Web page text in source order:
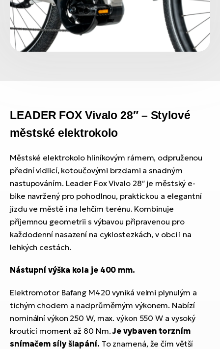
LEADER FOX Vivalo 28″ – Stylové
městské elektrokolo
Městské elektrokolo hliníkovým rámem, odpruženou
přední vidlicí, kotoučovými brzdami a snadným
nastupováním. Leader Fox Vivalo 28″ je městský e-
bike navržený pro pohodlnou, praktickou a elegantní
jízdu ve městě i na lehčím terénu. Kombinuje
příjemnou geometrii s výbavou připravenou pro
každodenní nasazení na cyklostezkách, v obci i na
lehkých cestách.
Nástupní výška kola je 400 mm.
Elektromotor Bafang M420 vyniká velmi plynulým a
tichým chodem a nadprůměrným výkonem. Nabízí
nominální výkon 250 W, max. výkon 550 W a vysoký
kroutící moment až 80 Nm.Je vybaven torzním
snímačem síly šlapání. To znamená, že čím větší